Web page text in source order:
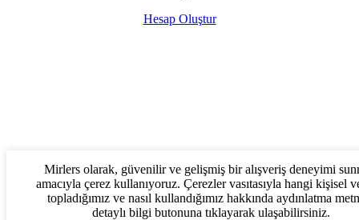
Hesap Oluştur
Mirlers olarak, güvenilir ve gelişmiş bir alışveriş deneyimi
amacıyla çerez kullanıyoruz. Çerezler vasıtasıyla hangi kişisel
topladığımız ve nasıl kullandığımız hakkında aydınlatma
detaylı bilgi butonuna tıklayarak ulaşabilirsiniz.